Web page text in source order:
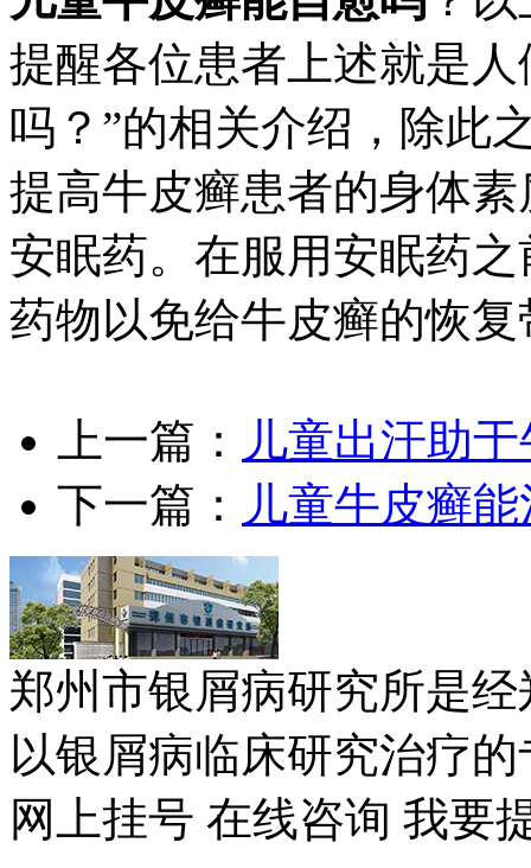
提醒各位患者上述就是
吗？”的相关介绍，除此
提高牛皮癣患者的身体
安眠药。在服用安眠药
药物以免给牛皮癣的恢
上一篇： 儿童出汗助
下一篇： 儿童牛皮癣
郑州市银屑病研究所是
以银屑病临床研究治疗
网上挂号 在线咨询 我要